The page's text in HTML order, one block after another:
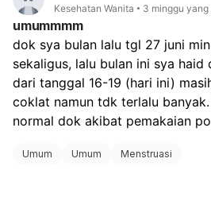
Kesehatan Wanita 3 minggu yang
umummmm
dok sya bulan lalu tgl 27 juni
sekaligus, lalu bulan ini sya haid
dari tanggal 16-19 (hari ini)
coklat namun tdk terlalu
normal dok akibat pemakaian
Umum Umum Menstruasi